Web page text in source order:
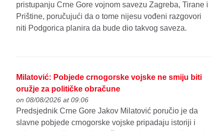
pristupanju Crne Gore vojnom savezu Zagreba, Tirane i
Prištine, poručujući da o tome nijesu vođeni razgovori
niti Podgorica planira da bude dio takvog saveza.
Milatović: Pobjede crnogorske vojske ne smiju biti
oružje za političke obračune
on 08/08/2026 at 09:06
Predsjednik Crne Gore Jakov Milatović poručio je da
slavne pobjede crnogorske vojske pripadaju istoriji i